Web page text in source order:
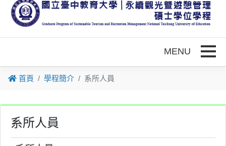
首頁 學程簡介 系所人員
系所人員